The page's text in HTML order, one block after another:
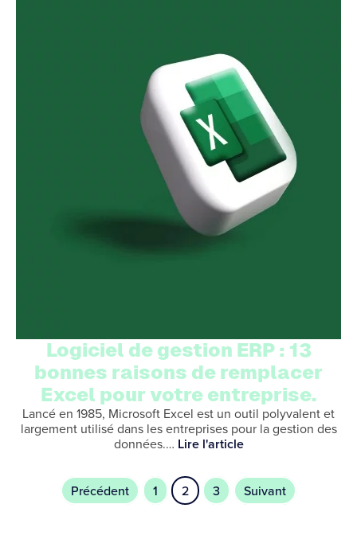
Logiciel de gestion ERP : 13
bonnes raisons de remplacer
Excel pour votre entreprise.
Lancé en 1985, Microsoft Excel est un outil polyvalent et
largement utilisé dans les entreprises pour la gestion des
données.… Lire l'article
Précédent 1 2 3 Suivant